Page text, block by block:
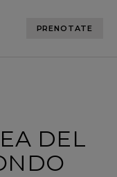
PRENOTATE
DEL